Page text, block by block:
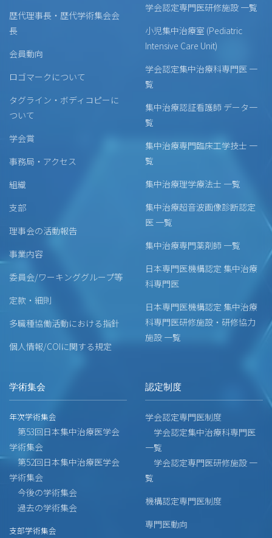
歴代理事長・歴代学術集会会
長
会員動向
ロゴマークについて
タグライン・ボディコピーに
ついて
学会賞
事務局・アクセス
組織
支部
理事会の活動報告
事業内容
委員会/ワーキンググループ等
定款・細則
多職種協働活動における指針
個人情報/COIに関する規定
学会認定専門医研修施設 一覧
小児集中治療室 (Pediatric
Intensive Care Unit)
学会認定集中治療科専門医 一
覧
集中治療認証看護師 データ一
覧
集中治療専門臨床工学技士 一
覧
集中治療理学療法士 一覧
集中治療超音波画像診断認定
医 一覧
集中治療専門薬剤師 一覧
日本専門医機構認定 集中治療
科専門医
日本専門医機構認定 集中治療
科専門医研修施設・研修協力
施設 一覧
学術集会
年次学術集会
第53回日本集中治療医学会
学術集会
第52回日本集中治療医学会
学術集会
今後の学術集会
過去の学術集会
支部学術集会
認定制度
学会認定専門医制度
学会認定集中治療科専門医
一覧
学会認定専門医研修施設 一
覧
機構認定専門医制度
専門医動向